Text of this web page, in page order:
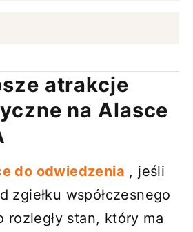
atrakcje
na Alasce
do odwiedzenia , jeśli
zgiełku współczesnego
rozległy stan, który ma